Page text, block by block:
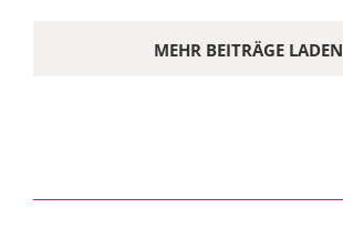
MEHR BEITRÄGE LADEN